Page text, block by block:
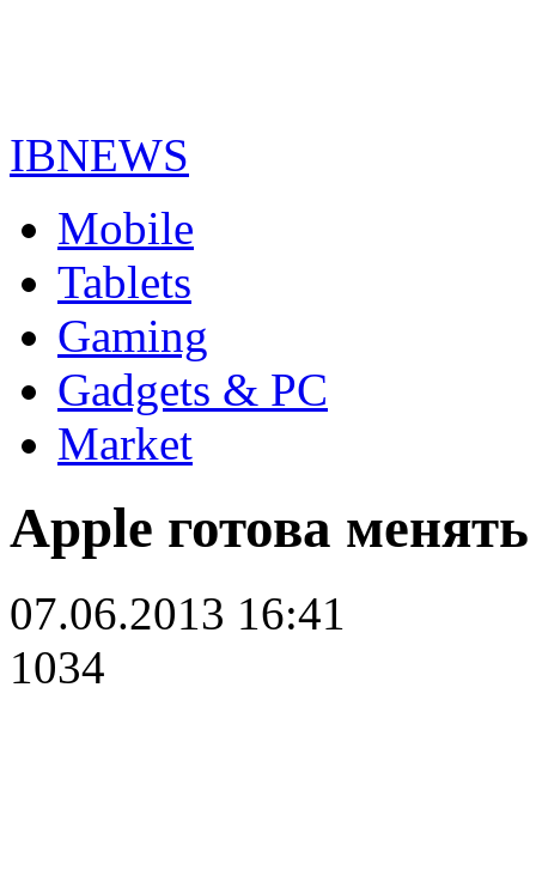
IBNEWS
Mobile
Tablets
Gaming
Gadgets & PC
Market
Apple готова
07.06.2013 16:41
1034